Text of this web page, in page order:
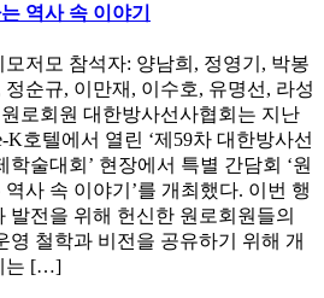
역사 속 이야기
저모 참석자: 양남희, 정영기, 박봉
순규, 이만재, 이수호, 유명선, 라성
로회원 대한방사선사협회는 지난
K호텔에서 열린 ‘제59차 대한방사선
술대회’ 현장에서 특별 간담회 ‘원
사 속 이야기’를 개최했다. 이번 행
발전을 위해 헌신한 원로회원들의
영 철학과 비전을 공유하기 위해 개
는 […]